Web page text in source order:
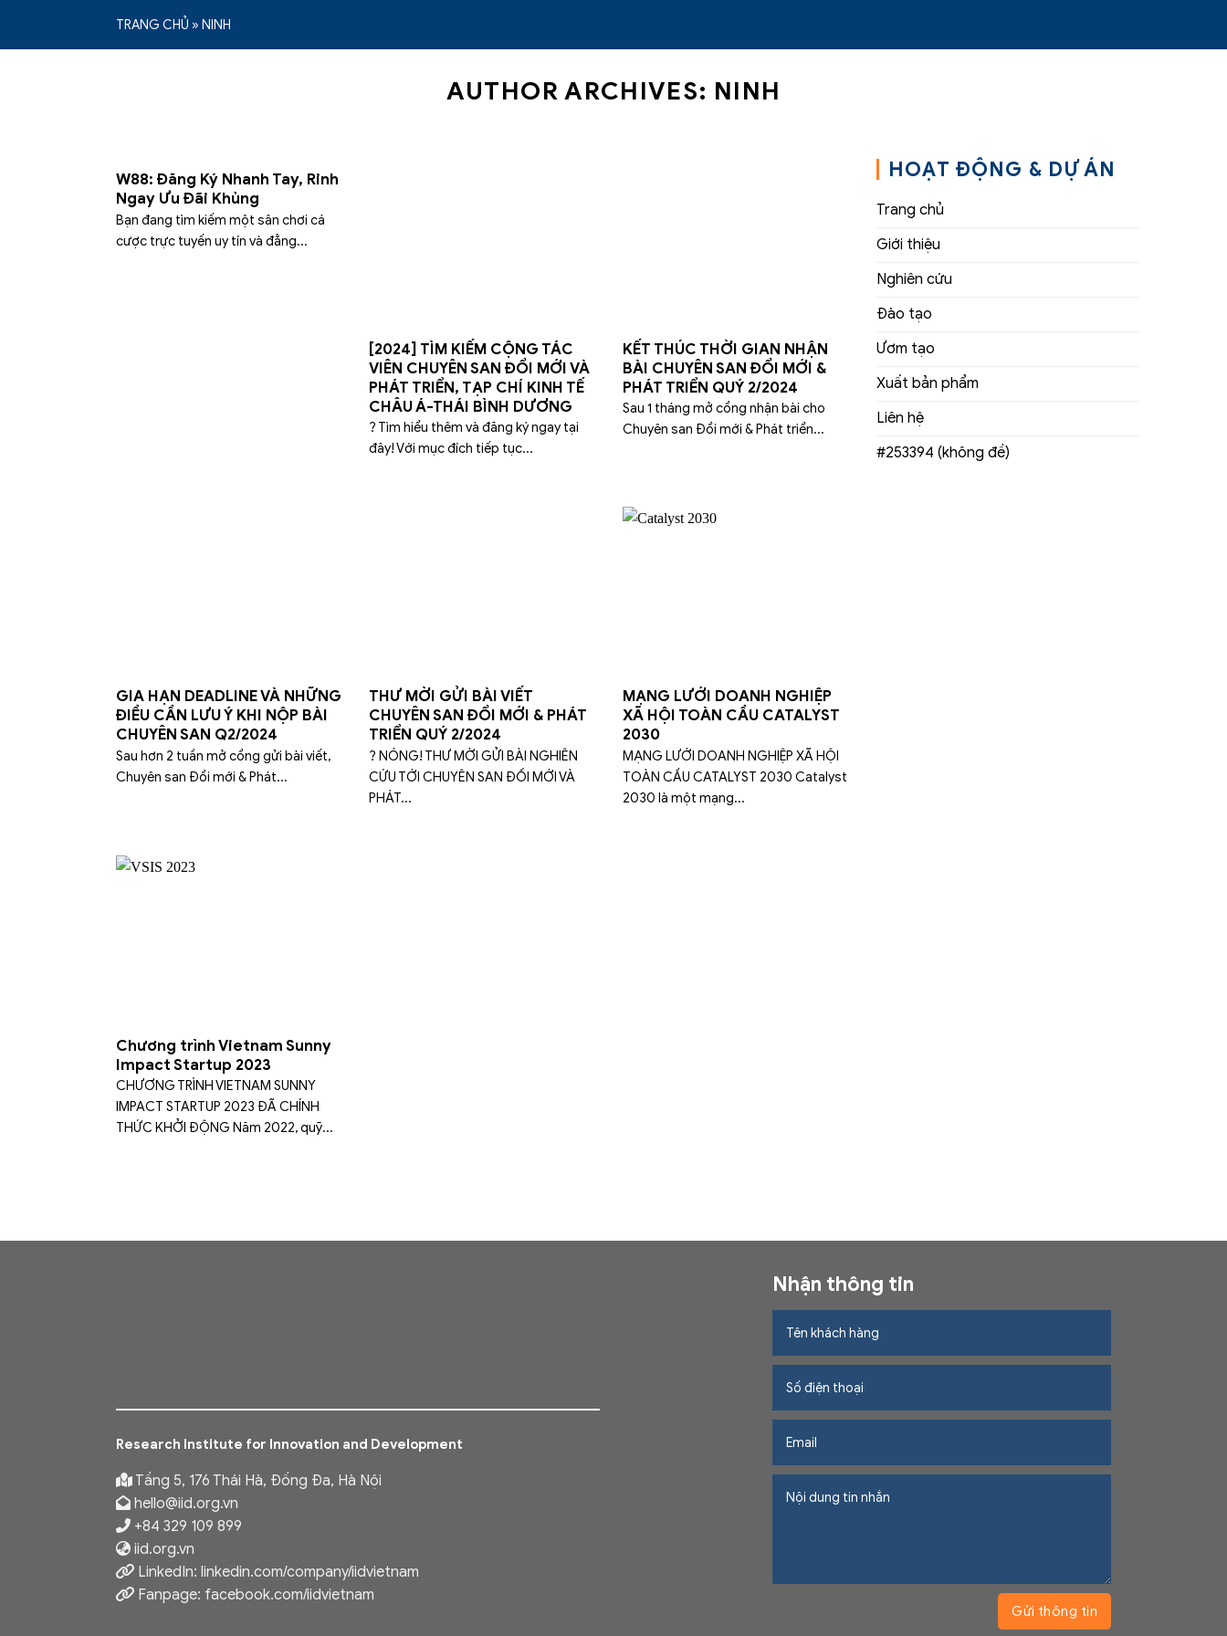
TRANG CHỦ » NINH
AUTHOR ARCHIVES: NINH
W88: Đăng Ký Nhanh Tay, Rinh
Ngay Ưu Đãi Khủng
Bạn đang tìm kiếm một sân chơi cá
cược trực tuyến uy tín và đẳng...
[2024] TÌM KIẾM CỘNG TÁC
VIÊN CHUYÊN SAN ĐỔI MỚI VÀ
PHÁT TRIỂN, TẠP CHÍ KINH TẾ
CHÂU Á-THÁI BÌNH DƯƠNG
? Tìm hiểu thêm và đăng ký ngay tại
đây! Với mục đích tiếp tục...
KẾT THÚC THỜI GIAN NHẬN
BÀI CHUYÊN SAN ĐỔI MỚI &
PHÁT TRIỂN QUÝ 2/2024
Sau 1 tháng mở cổng nhận bài cho
Chuyên san Đổi mới & Phát triển...
GIA HẠN DEADLINE VÀ NHỮNG
ĐIỀU CẦN LƯU Ý KHI NỘP BÀI
CHUYÊN SAN Q2/2024
Sau hơn 2 tuần mở cổng gửi bài viết,
Chuyên san Đổi mới & Phát...
T͏HƯ ͏MỜ͏I ͏GỬ͏I ͏BÀ͏I ͏V͏IẾ͏T
͏C͏H͏U͏YÊ͏N ͏S͏A͏N ĐỔ͏I ͏MỚ͏I & ͏P͏HÁ͏T
͏T͏R͏IỂ͏N ͏Q͏UÝ 2/2024
? NÓNG! THƯ MỜI GỬI BÀI NGHIÊN
CỨU TỚI CHUYÊN SAN ĐỐI MỚI VÀ
PHÁT...
MẠNG LƯỚI DOANH NGHIỆP
XÃ HỘI TOÀN CẦU CATALYST
2030
MẠNG LƯỚI DOANH NGHIỆP XÃ HỘI
TOÀN CẦU CATALYST 2030 Catalyst
2030 là một mạng...
Chương trình Vietnam Sunny
Impact Startup 2023
CHƯƠNG TRÌNH VIETNAM SUNNY
IMPACT STARTUP 2023 ĐÃ CHÍNH
THỨC KHỞI ĐỘNG Năm 2022, quỹ...
HOẠT ĐỘNG & DỰ ÁN
Trang chủ
Giới thiệu
Nghiên cứu
Đào tạo
Ươm tạo
Xuất bản phẩm
Liên hệ
#253394 (không đề)
Research Institute for Innovation and Development
Tầng 5, 176 Thái Hà, Đống Đa, Hà Nội
hello@iid.org.vn
+84 329 109 899
iid.org.vn
LinkedIn: linkedin.com/company/iidvietnam
Fanpage: facebook.com/iidvietnam
Nhận thông tin